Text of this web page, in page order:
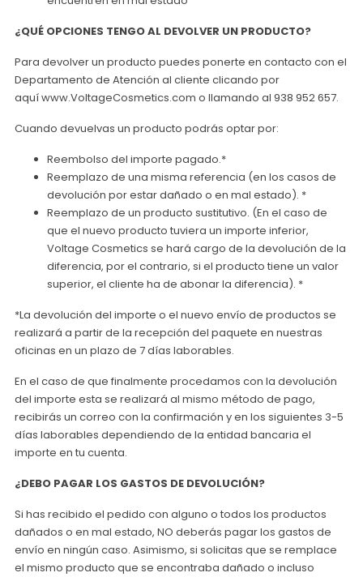
¿QUÉ OPCIONES TENGO AL DEVOLVER UN PRODUCTO?
Para devolver un producto puedes ponerte en contacto con el
Departamento de Atención al cliente clicando por
aquí www.VoltageCosmetics.com o llamando al 938 952 657.
Cuando devuelvas un producto podrás optar por:
Reembolso del importe pagado.*
Reemplazo de una misma referencia (en los casos de
devolución por estar dañado o en mal estado). *
Reemplazo de un producto sustitutivo. (En el caso de
que el nuevo producto tuviera un importe inferior,
Voltage Cosmetics se hará cargo de la devolución de la
diferencia, por el contrario, si el producto tiene un valor
superior, el cliente ha de abonar la diferencia). *
*La devolución del importe o el nuevo envío de productos se
realizará a partir de la recepción del paquete en nuestras
oficinas en un plazo de 7 días laborables.
En el caso de que finalmente procedamos con la devolución
del importe esta se realizará al mismo método de pago,
recibirás un correo con la confirmación y en los siguientes 3-5
días laborables dependiendo de la entidad bancaria el
importe en tu cuenta.
¿DEBO PAGAR LOS GASTOS DE DEVOLUCIÓN?
Si has recibido el pedido con alguno o todos los productos
dañados o en mal estado, NO deberás pagar los gastos de
envío en ningún caso. Asimismo, si solicitas que se remplace
el mismo producto que se encontraba dañado o incluso